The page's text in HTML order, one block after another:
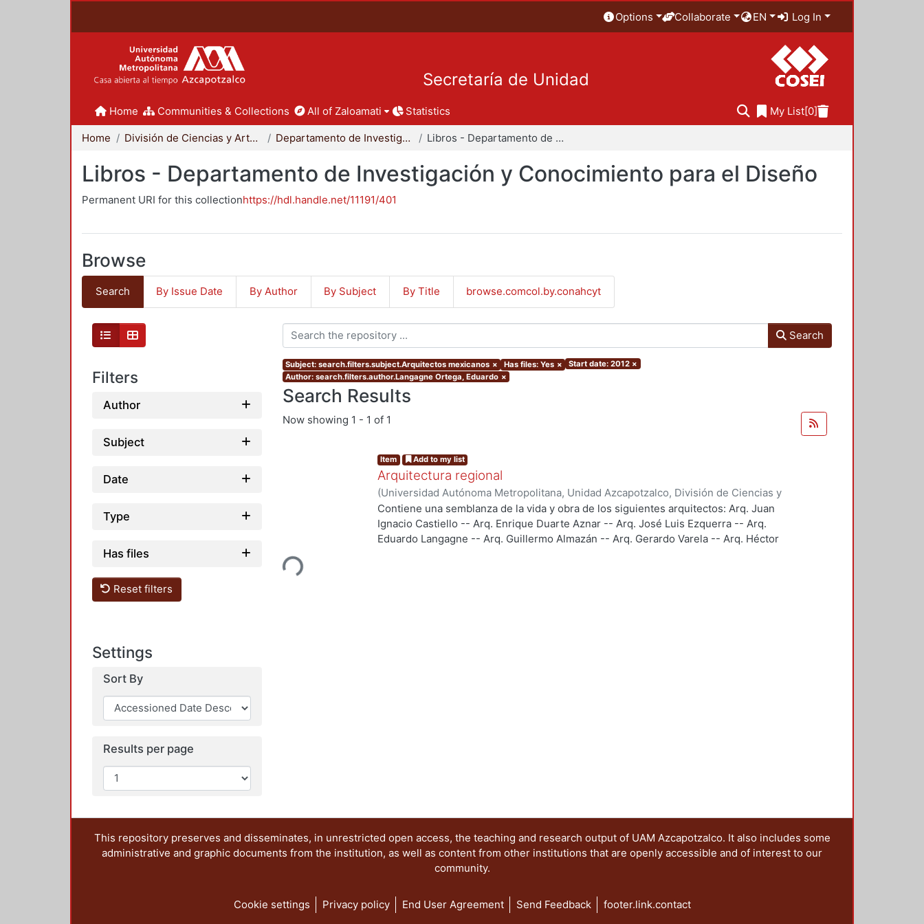
Options Collaborate EN Log In
Secretaría de Unidad
Home Communities & Collections All of Zaloamati Statistics My List[0]
Home División de Ciencias y Artes para el Diseño Departamento de Investigación y Conocimiento para el Diseño Libros - Departamento de Investigación y Conocimiento para el Diseño
Libros - Departamento de Investigación y Conocimiento para el Diseño
Permanent URI for this collectionhttps://hdl.handle.net/11191/401
Browse
Search By Issue Date By Author By Subject By Title browse.comcol.by.conahcyt
Filters
Author
Subject
Date
Type
Has files
Reset filters
Settings
Sort By
Results per page
Search
Subject: search.filters.subject.Arquitectos mexicanos × Has files: Yes × Start date: 2012 ×
Author: search.filters.author.Langagne Ortega, Eduardo ×
Search Results
Now showing 1 - 1 of 1
Loading...
Item Add to my list
Arquitectura regional
(Universidad Autónoma Metropolitana, Unidad Azcapotzalco, División de Ciencias y
Artes para el Diseño, Departamento de Investigación y Conocimiento para el
Diseño,2012)Langagne Ortega, Eduardo
Contiene una semblanza de la vida y obra de los siguientes arquitectos: Arq. Juan
Ignacio Castiello -- Arq. Enrique Duarte Aznar -- Arq. José Luis Ezquerra -- Arq.
Eduardo Langagne -- Arq. Guillermo Almazán -- Arq. Gerardo Varela -- Arq. Héctor
This repository preserves and disseminates, in unrestricted open access, the teaching and research output of UAM Azcapotzalco. It also includes some
administrative and graphic documents from the institution, as well as content from other institutions that are openly accessible and of interest to our
community.
Cookie settings Privacy policy End User Agreement Send Feedback footer.link.contact